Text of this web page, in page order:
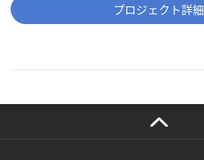
プロジェクト詳細